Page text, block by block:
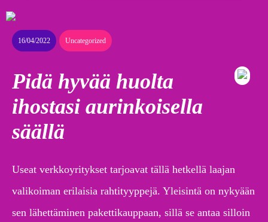
16/04/2022 Uncategorized
Pidä hyvää huolta
ihostasi aurinkoisella
säällä
Useat verkkoyritykset tarjoavat tällä hetkellä laajan
valikoiman erilaisia rahtityyppejä. Yleisintä on nykyään
sen lähettäminen pakettikauppaan, sillä se antaa silloin